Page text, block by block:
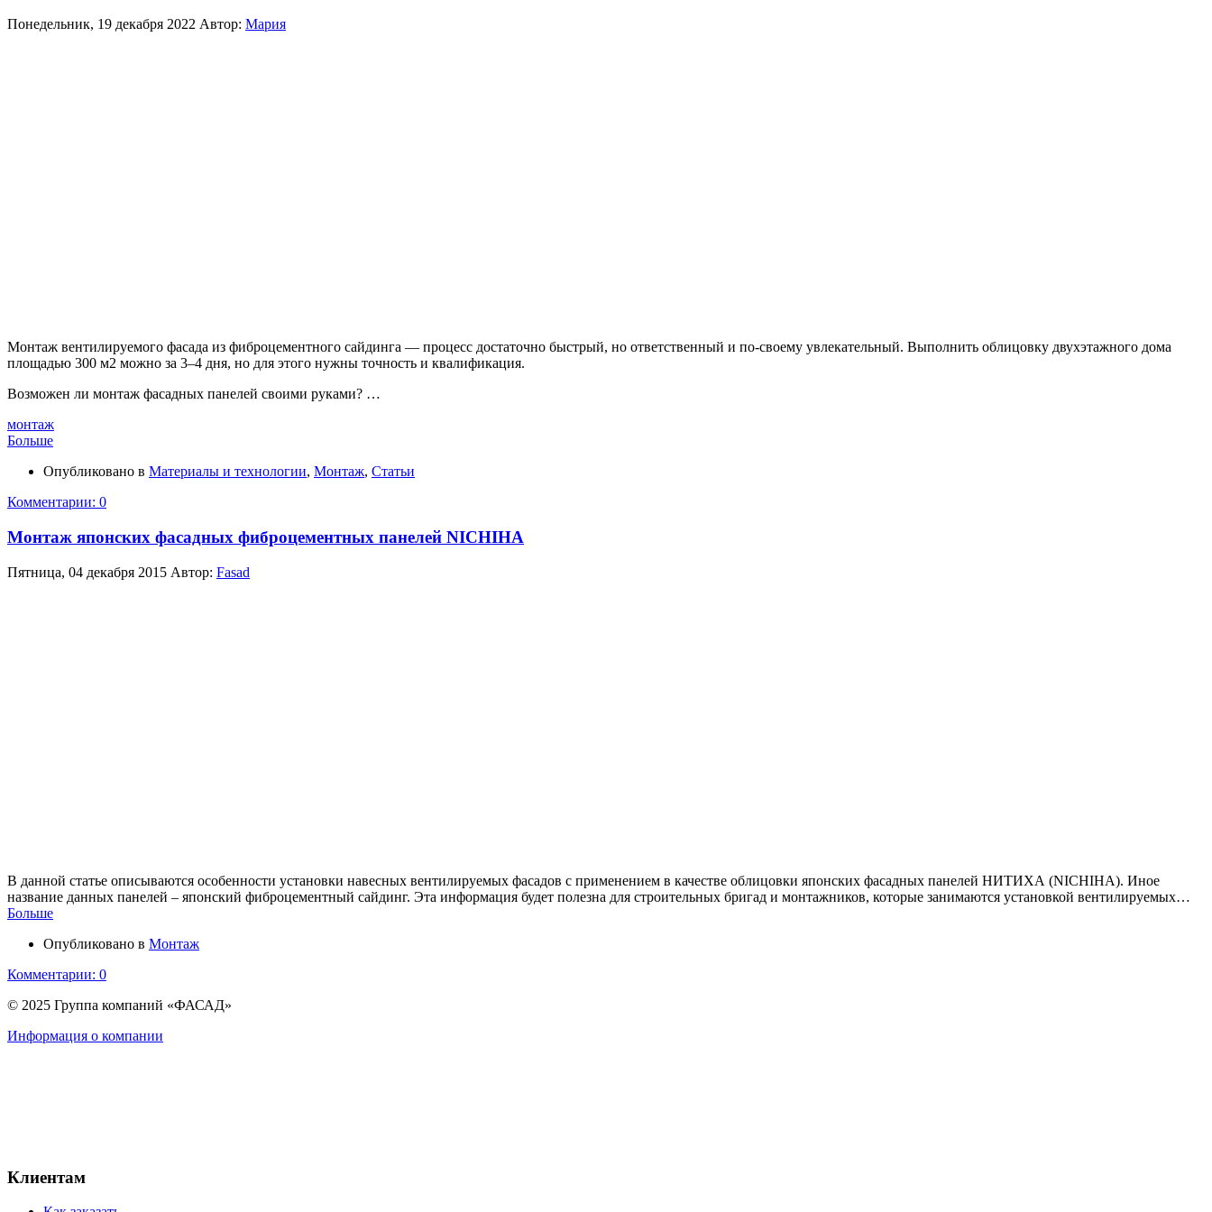
Понедельник, 19 декабря 2022 Автор: Мария
Монтаж вентилируемого фасада из фиброцементного сайдинга — процесс достаточно быстрый, но ответственный и по-своему увлекательный. Выполнить облицовку двухэтажного дома
площадью 300 м2 можно за 3–4 дня, но для этого нужны точность и квалификация.
Возможен ли монтаж фасадных панелей своими руками? …
монтаж
Больше
Опубликовано в Материалы и технологии, Монтаж, Статьи
Комментарии: 0
Монтаж японских фасадных фиброцементных панелей NICHIHA
Пятница, 04 декабря 2015 Автор: Fasad
В данной статье описываются особенности установки навесных вентилируемых фасадов с применением в качестве облицовки японских фасадных панелей НИТИХА (NICHIHA). Иное
название данных панелей – японский фиброцементный сайдинг. Эта информация будет полезна для строительных бригад и монтажников, которые занимаются установкой вентилируемых…
Больше
Опубликовано в Монтаж
Комментарии: 0
© 2025 Группа компаний «ФАСАД»
Информация о компании
Клиентам